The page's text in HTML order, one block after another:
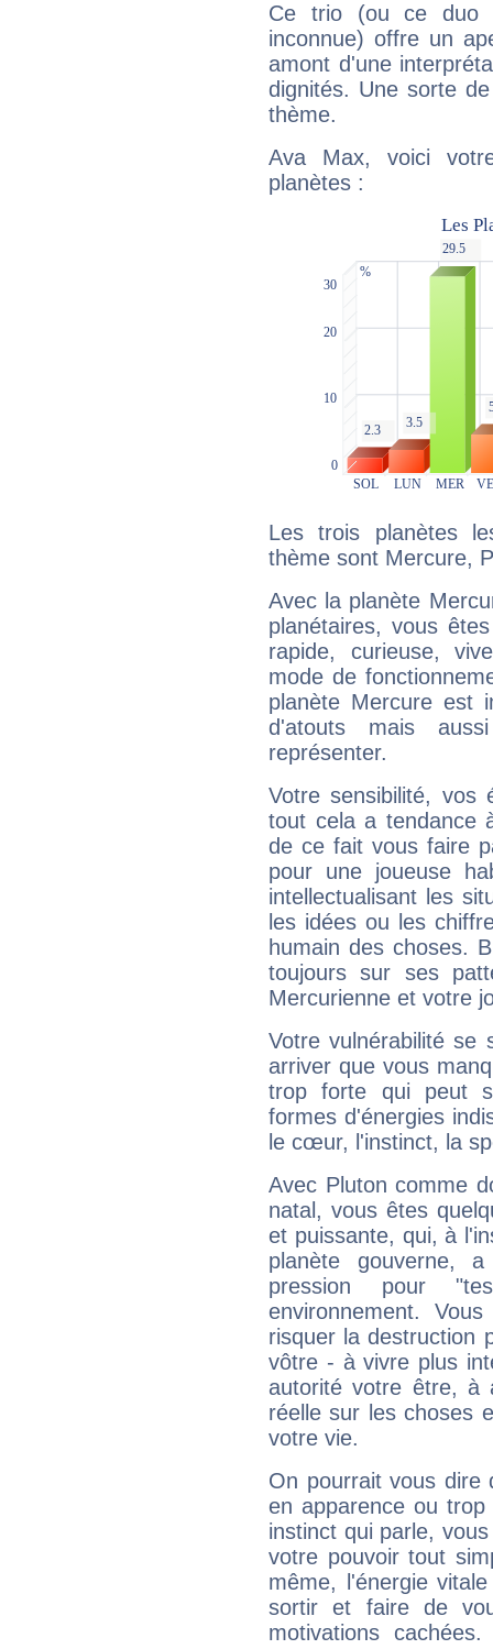
Ce trio (ou ce duo
inconnue) offre un
amont d'une
dignités. Une sorte
thème.
Ava Max, voici
planètes :
Les trois planètes
thème sont Mercure,
Avec la planète
planétaires, vous
rapide, curieuse,
mode de
planète Mercure est
d'atouts mais
représenter.
Votre sensibilité,
tout cela a tendance
de ce fait vous faire
pour une joueuse
intellectualisant les
les idées ou les
humain des choses.
toujours sur ses
Mercurienne et votre
Votre vulnérabilité se
arriver que vous
trop forte qui peut
formes d'énergies
le cœur, l'instinct, la
Avec Pluton comme
natal, vous êtes
et puissante, qui, à
planète gouverne,
pression pour
environnement.
risquer la destruction
vôtre - à vivre plus
autorité votre être, à
réelle sur les choses
votre vie.
On pourrait vous dire
en apparence ou
instinct qui parle,
votre pouvoir tout
même, l'énergie
sortir et faire de
motivations